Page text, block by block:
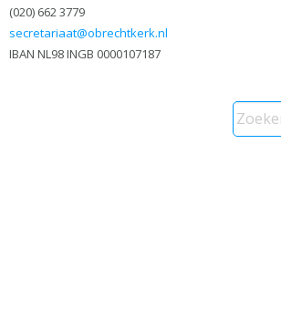
(020) 662 3779
secretariaat@obrechtkerk.nl
IBAN NL98 INGB 0000107187
Zoeken
naar: